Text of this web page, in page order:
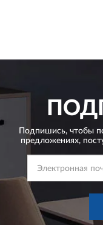
Подпишись, чтобы
предложениях,